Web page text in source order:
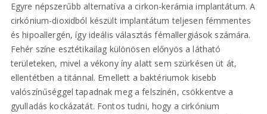
Egyre népszerűbb alternatíva a cirkon-kerámia implantátum. A
cirkónium-dioxidból készült implantátum teljesen fémmentes
és hipoallergén, így ideális választás fémallergiások számára.
Fehér színe esztétikailag különösen előnyös a látható
területeken, mivel a vékony íny alatt sem szürkésen üt át,
ellentétben a titánnal. Emellett a baktériumok kisebb
valószínűséggel tapadnak meg a felszínén, csökkentve a
gyulladás kockázatát. Fontos tudni, hogy a cirkónium